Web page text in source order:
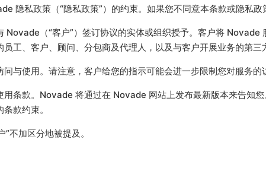
隐私政策（“隐私政策”）的约束。如果您不同意本条款或隐私政
Novade（“客户”）签订协议的实体或组织授予。客户将 Novade
工、客户、顾问、分包商及代理人，以及与客户开展业务的第三
与使用。请注意，客户给您的指示可能会进一步限制您对服务的
条款。Novade 将通过在 Novade 网站上发布最新版本来告知
款约束。
不加区分地被提及。